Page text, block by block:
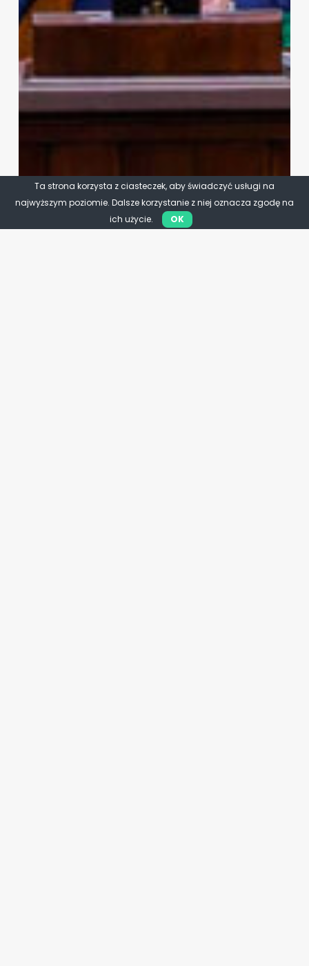
Ta strona korzysta z ciasteczek, aby świadczyć usługi na
najwyższym poziomie. Dalsze korzystanie z niej oznacza zgodę na
ich użycie.
OK